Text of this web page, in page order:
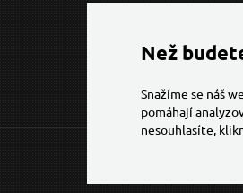
Než
Snažíme se náš
pomáhají
nesouhlasíte,